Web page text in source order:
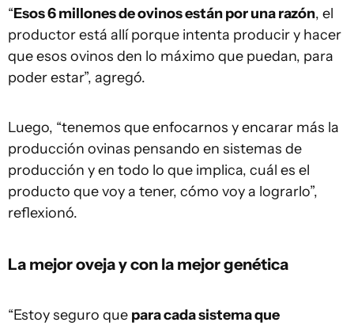
“Esos 6 millones de ovinos están por una razón, el
productor está allí porque intenta producir y hacer
que esos ovinos den lo máximo que puedan, para
poder estar”, agregó.
Luego, “tenemos que enfocarnos y encarar más la
producción ovinas pensando en sistemas de
producción y en todo lo que implica, cuál es el
producto que voy a tener, cómo voy a lograrlo”,
reflexionó.
La mejor oveja y con la mejor genética
“Estoy seguro que para cada sistema que